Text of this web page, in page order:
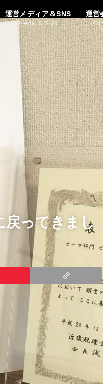
運営メディア＆SNS
Media & SNS
運営
戻ってきまし